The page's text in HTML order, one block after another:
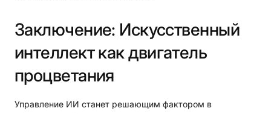
Заключение: Искусственный
интеллект какдвигатель
процветания
Управление ИИ станет решающим фактором в